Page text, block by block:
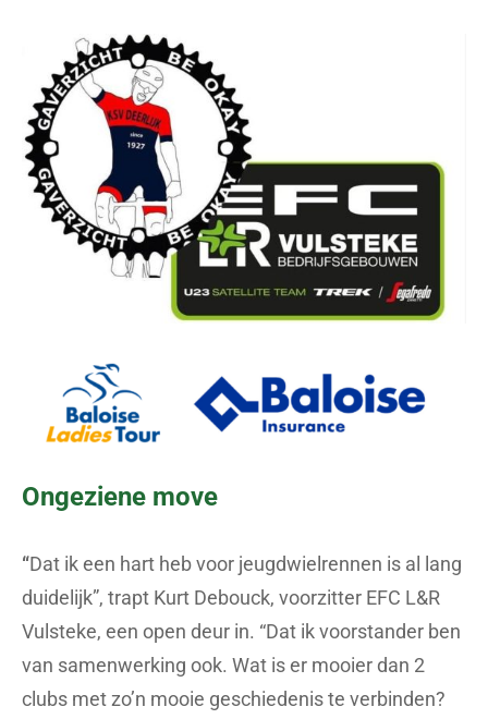
Ongeziene move
“Dat ik een hart heb voor jeugdwielrennen is al lang
duidelijk”, trapt Kurt Debouck, voorzitter EFC L&R
Vulsteke, een open deur in. “Dat ik voorstander ben
van samenwerking ook. Wat is er mooier dan 2
clubs met zo’n mooie geschiedenis te verbinden?